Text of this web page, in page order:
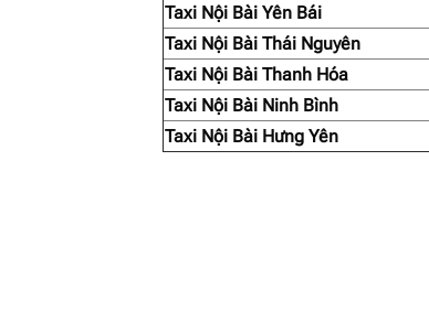
Taxi Nội Bài Yên Bái
Taxi Nội Bài Thái Nguyên
Taxi Nội Bài Thanh Hóa
Taxi Nội Bài Ninh Bình
Taxi Nội Bài Hưng Yên